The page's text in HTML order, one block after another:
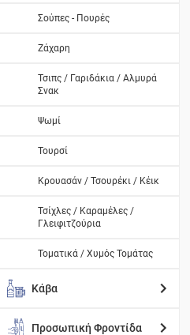
Σούπες - Πουρές
Ζάχαρη
Τσιπς / Γαριδάκια / Αλμυρά
Σνακ
Ψωμί
Τουρσί
Κρουασάν / Τσουρέκι / Κέικ
Τσίχλες / Καραμέλες /
Γλειφιτζούρια
Τοματικά / Χυμός Τομάτας
Κάβα
Προσωπική Φροντίδα